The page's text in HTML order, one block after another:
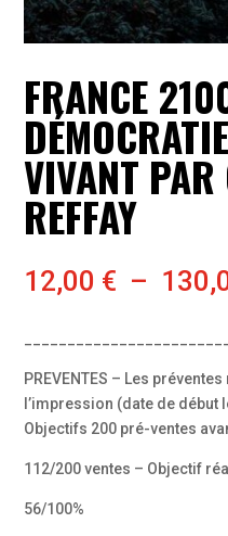
FRANCE
VIVANT
REFFAY
12,00 € –
PREVENTES – Les
l’impression (date de début
Objectifs 200 pré-ventes
112/200 ventes – Objectif
56/100%